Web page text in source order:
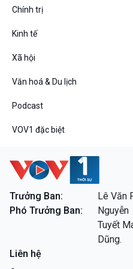
360 độ Sức khỏe
Chuyển đổi Xanh
Chuyên gia của bạn
Bước chân đến trường
Văn hoá & Du lịch
Tin Văn hoá & Du lịch
Câu chuyện Thể thao
Podcast
Chính trị
Kinh tế
Xã hội
Văn hoá & Du lịch
Podcast
VOV1 đặc biệt
Trưởng Ban:
Lê Văn
Phó Trưởng Ban:
Tuyết
Dũng.
Liên hệ